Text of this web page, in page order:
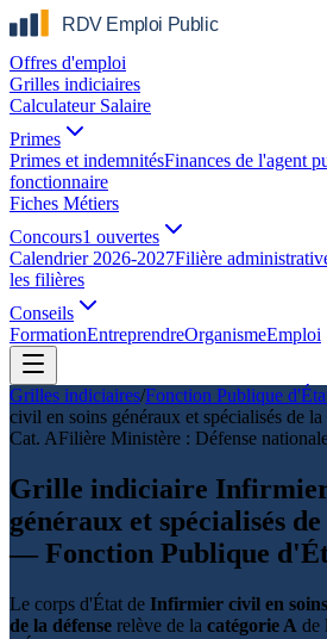
Offres d'emploi
Grilles indiciaires
Calculateur Salaire
Primes
Primes et indemnitésFinances de l'agent
fonctionnaire
Fiches Métiers
Concours1 ouvertes
Calendrier 2026-2027Filière
les filières
Conseils
FormationEntreprendreOrganismeEmploi
Grilles indiciaires/Fonction Publique
civil en soins généraux et spécialisés de la
Cat. AFilière Ministère : Défense
Grille indiciaire Infirmier
généraux et spécialisés
— Fonction Publique
Le corps d'État de Infirmier civil en
de la défense relève de la catégorie A de